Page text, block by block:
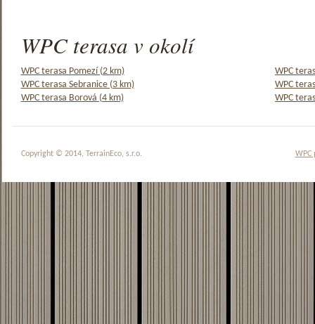
WPC terasa v okolí
WPC terasa Pomezí (2 km)
WPC
WPC terasa Sebranice (3 km)
WPC
WPC terasa Borová (4 km)
WPC
WPC
Copyright © 2014, TerrainEco, s.r.o.